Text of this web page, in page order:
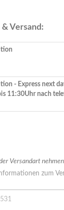
Versand:
- Express next
11:30Uhr nach
Versandart
zum